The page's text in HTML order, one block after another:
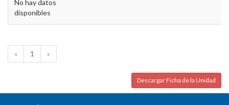
No hay datos
disponibles
« 1 »
Descargar Ficha de la Unidad